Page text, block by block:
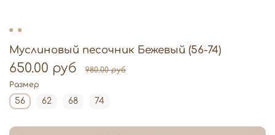
Муслиновый песочник Бежевый (56-74)
650.00 руб
980.00 руб
Размер
56 62 68 74